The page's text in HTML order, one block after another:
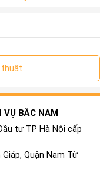
thuật
VỤ BẮC NAM
tư TP Hà Nội cấp
Quận Nam Từ